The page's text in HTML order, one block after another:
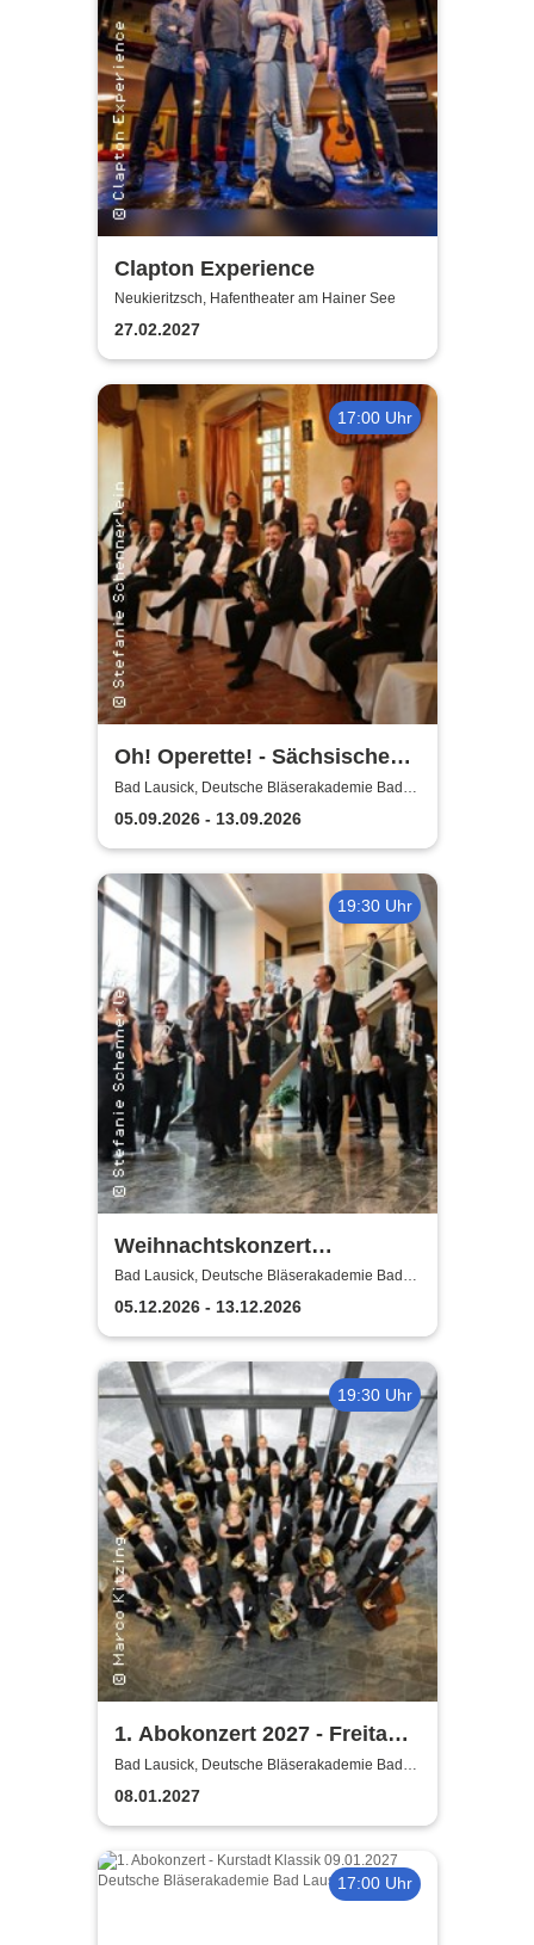
Clapton Experience
Neukieritzsch, Hafentheater am Hainer See
27.02.2027
17:00 Uhr
Oh! Operette! - Sächsische
Bläserphilharmonie
Bad Lausick, Deutsche Bläserakademie Bad
Lausick
05.09.2026 - 13.09.2026
19:30 Uhr
Weihnachtskonzert
Adventsglühen - Sächsische
Bläserphilharmonie
Bad Lausick, Deutsche Bläserakademie Bad
Lausick
05.12.2026 - 13.12.2026
19:30 Uhr
1. Abokonzert 2027 - Freitag |
Sächsische
Bläserphilharmonie
Bad Lausick, Deutsche Bläserakademie Bad
Lausick
08.01.2027
17:00 Uhr